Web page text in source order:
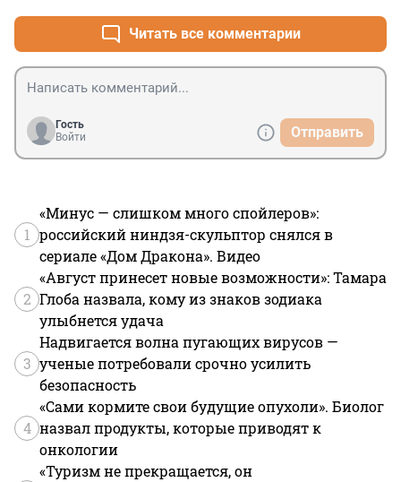
Читать все комментарии
Гость
Войти
Отправить
1
«Минус — слишком много спойлеров»:
российский ниндзя-скульптор снялся в
сериале «Дом Дракона». Видео
2
«Август принесет новые возможности»: Тамара
Глоба назвала, кому из знаков зодиака
улыбнется удача
3
Надвигается волна пугающих вирусов —
ученые потребовали срочно усилить
безопасность
4
«Сами кормите свои будущие опухоли». Биолог
назвал продукты, которые приводят к
онкологии
«Туризм не прекращается, он